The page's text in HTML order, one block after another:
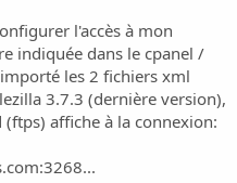
l'accès à mon
indiquée dans le cpanel /
les 2 fichiers xml
3.7.3 (dernière version),
affiche à la connexion: